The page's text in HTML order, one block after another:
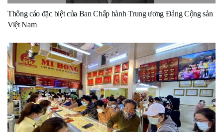
Thông cáo đặc biệt của Ban Chấp hành Trung ương Đảng Cộng sản
Việt Nam